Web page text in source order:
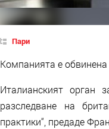
Пари
Компанията е
Италианският орган
разследване на
практики“, предаде